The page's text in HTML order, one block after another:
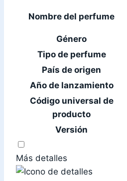
Nombre del perfume
Género
Tipo de perfume
País de origen
Año de lanzamiento
Código universal de
producto
Versión
Más detalles